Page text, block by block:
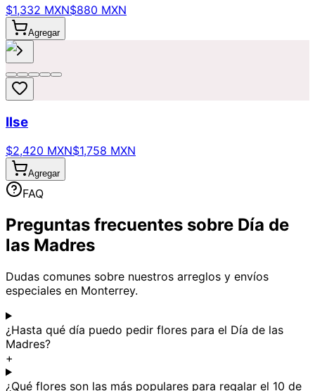
$1,332 MXN$880 MXN
Agregar
Ilse
$2,420 MXN$1,758 MXN
Agregar
FAQ
Preguntas frecuentes sobre Día de
las Madres
Dudas comunes sobre nuestros arreglos y envíos
especiales en Monterrey.
¿Hasta qué día puedo pedir flores para el Día de las
Madres?
+
¿Qué flores son las más populares para regalar el 10 de